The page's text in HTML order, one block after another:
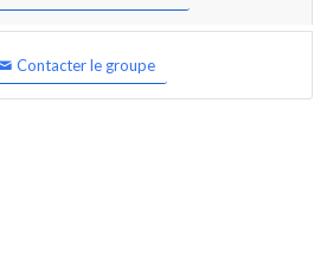
Contacter le groupe